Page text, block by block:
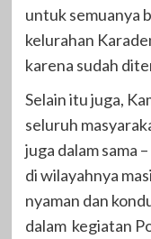
untuk semuanya
kelurahan
karena sudah
Selain itu juga,
seluruh
juga dalam sama
di wilayahnya
nyaman dan
dalam kegiatan